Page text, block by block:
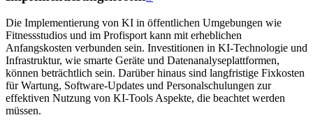
Die Implementierung von KI in öffentlichen Umgebungen wie
Fitnessstudios und im Profisport kann mit erheblichen
Anfangskosten verbunden sein. Investitionen in KI-Technologie und
Infrastruktur, wie smarte Geräte und Datenanalyseplattformen,
können beträchtlich sein. Darüber hinaus sind langfristige Fixkosten
für Wartung, Software-Updates und Personalschulungen zur
effektiven Nutzung von KI-Tools Aspekte, die beachtet werden
müssen.